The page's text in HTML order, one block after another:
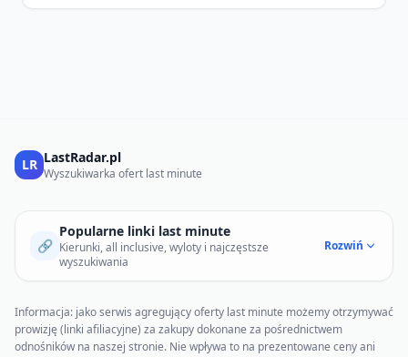
LR LastRadar.pl
Wyszukiwarka ofert last minute
🔗
Popularne linki last minute
Kierunki, all inclusive, wyloty i najczęstsze
wyszukiwania
Rozwiń
Informacja: jako serwis agregujący oferty last minute możemy otrzymywać
prowizję (linki afiliacyjne) za zakupy dokonane za pośrednictwem
odnośników na naszej stronie. Nie wpływa to na prezentowane ceny ani